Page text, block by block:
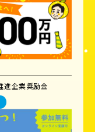
進企業奨励金